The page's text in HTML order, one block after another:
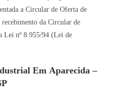
a Circular de Oferta de
da Circular de
Lei nº 8.955/94 (Lei de
Em Aparecida –